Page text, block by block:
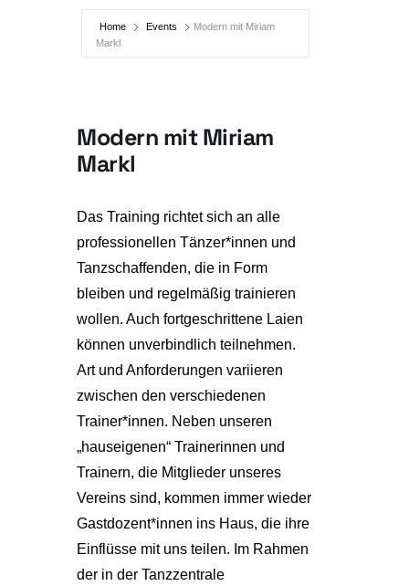
Home Events
Modern mit Miriam
Markl
Modern mit Miriam
Markl
Das Training richtet sich an alle
professionellen Tänzer*innen und
Tanzschaffenden, die in Form
bleiben und regelmäßig trainieren
wollen. Auch fortgeschrittene Laien
können unverbindlich teilnehmen.
Art und Anforderungen variieren
zwischen den verschiedenen
Trainer*innen. Neben unseren
„hauseigenen“ Trainerinnen und
Trainern, die Mitglieder unseres
Vereins sind, kommen immer wieder
Gastdozent*innen ins Haus, die ihre
Einflüsse mit uns teilen. Im Rahmen
der in der Tanzzentrale